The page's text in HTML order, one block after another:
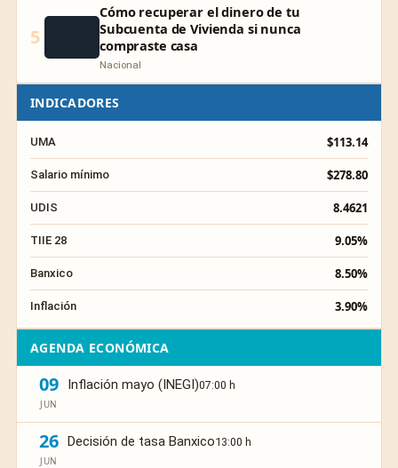
5
Cómo recuperar el dinero de tu
Subcuenta de Vivienda si nunca
compraste casa
Nacional
INDICADORES
UMA $113.14
Salario mínimo $278.80
UDIS 8.4621
TIIE 28 9.05%
Banxico 8.50%
Inflación 3.90%
AGENDA ECONÓMICA
09
JUN
Inflación mayo (INEGI)07:00 h
26
JUN
Decisión de tasa Banxico13:00 h